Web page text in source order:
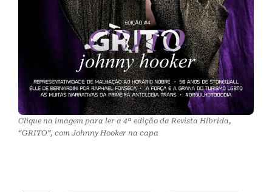
Clique na imagem para ler a 4ª edição da Revista Híbrida,
“GRITO”, com Johnny Hooker na capa